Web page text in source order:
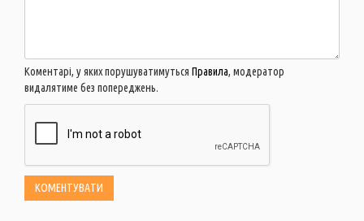
Коментарі, у яких порушуватимуться Правила, модератор
видалятиме без попереджень.